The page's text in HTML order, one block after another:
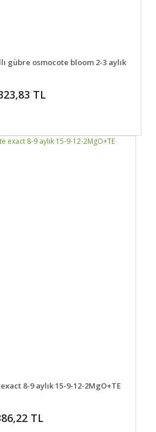
SEPETE EKLE
gübre osmocote bloom 2-3 aylık
TL
SEPETE EKLE
8-9 aylık 15-9-12-2MgO+TE
TL